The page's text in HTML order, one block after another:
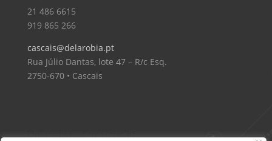
21 486 6615
919 865 266
cascais@delarobia.pt
Rua Júlio Dantas, lote 47 – R/c Esq.
2750-670 • Cascais
Delarobia – Construção